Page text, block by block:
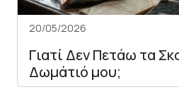
20/05/2026
Γιατί Δεν Πετάω τα
Δωμάτιό μου;